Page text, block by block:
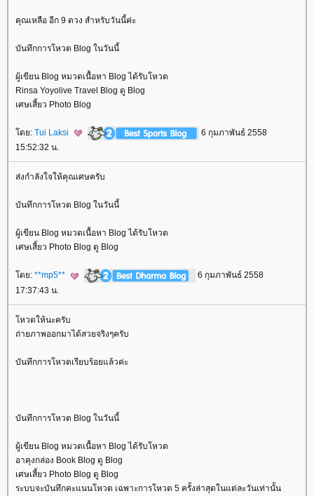
คุณเหลือ อีก 9 ดวง สำหรับวันนี้ค่ะ
บันทึกการโหวต Blog ในวันนี้
ผู้เขียน Blog หมวดเนื้อหา Blog ได้รับโหวต
Rinsa Yoyolive Travel Blog ดู Blog
เศษเสี้ยว Photo Blog
ดย: Tui Laksi
6 กุมภาพันธ์ 2558
15:52:32 น.
ส่งกำลังใจให้คุณเศษครับ
บันทึกการโหวต Blog ในวันนี้
ผู้เขียน Blog หมวดเนื้อหา Blog ได้รับโหวต
เศษเสี้ยว Photo Blog ดู Blog
ดย: **mp5**
6 กุมภาพันธ์ 2558
17:37:43 น.
หวตให้นะครับ
ถ่ายภาพออกมาได้สวยจริงๆครับ
บันทึกการโหวตเรียบร้อยแล้วค่ะ
บันทึกการโหวต Blog ในวันนี้
ผู้เขียน Blog หมวดเนื้อหา Blog ได้รับโหวต
อาคุงกล่อง Book Blog ดู Blog
เศษเสี้ยว Photo Blog ดู Blog
ระบบจะบันทึกคะแนนโหวต เฉพาะการโหวต 5 ครั้งล่าสุดในแต่ละวันเท่านั้น